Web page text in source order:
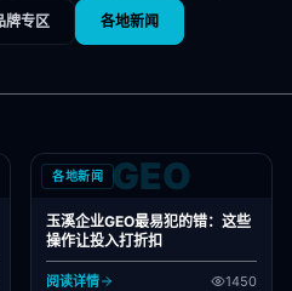
牌专区 各地新闻
各地新闻 GEO
玉溪企业GEO最易犯的错：这些
操作让投入打折扣
阅读详情 1450